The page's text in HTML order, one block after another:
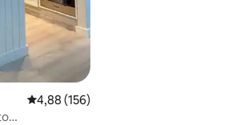
Prosječna ocjena: 4,88/5, recenzija: 156
4,88 (156)